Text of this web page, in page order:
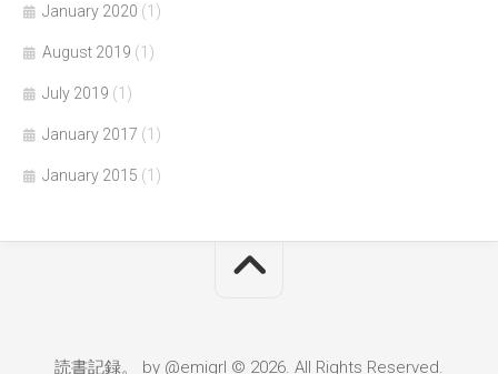
January 2020 (1)
August 2019 (1)
July 2019 (1)
January 2017 (1)
January 2015 (1)
読書記録。 by @emigrl © 2026. All Rights Reserved.